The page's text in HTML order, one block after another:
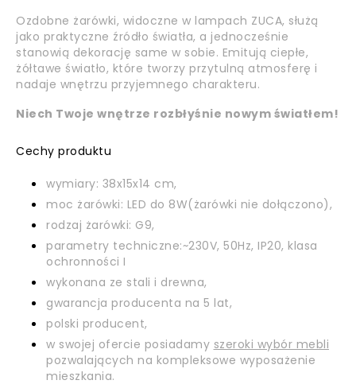
Ozdobne żarówki, widoczne w lampach ZUCA, służą
jako praktyczne źródło światła, a jednocześnie
stanowią dekorację same w sobie. Emitują ciepłe,
żółtawe światło, które tworzy przytulną atmosferę i
nadaje wnętrzu przyjemnego charakteru.
Niech Twoje wnętrze rozbłyśnie nowym światłem!
Cechy produktu
wymiary: 38x15x14 cm,
moc żarówki: LED do 8W(żarówki nie dołączono),
rodzaj żarówki: G9,
parametry techniczne:~230V, 50Hz, IP20, klasa
ochronności I
wykonana ze stali i drewna,
gwarancja producenta na 5 lat,
polski producent,
w swojej ofercie posiadamy szeroki wybór mebli
pozwalających na kompleksowe wyposażenie
mieszkania.